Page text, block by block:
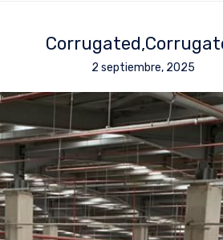
Corrugated
2 septiembre, 2025